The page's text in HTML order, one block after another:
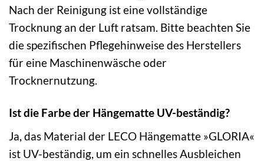
Nach der Reinigung ist eine vollständige
Trocknung an der Luft ratsam. Bitte beachten Sie
die spezifischen Pflegehinweise des Herstellers
für eine Maschinenwäsche oder
Trocknernutzung.
Ist die Farbe der Hängematte UV-beständig?
Ja, das Material der LECO Hängematte »GLORIA«
ist UV-beständig, um ein schnelles Ausbleichen